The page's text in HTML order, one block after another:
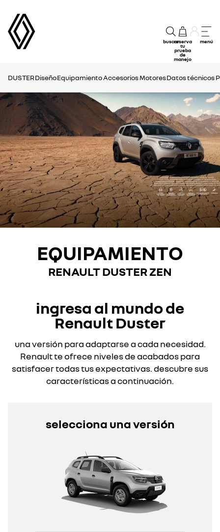
buscarreserva
tu
prueba
de
manejo
menú
DUSTERDiseñoEquipamientoAccesoriosMotoresDatos técnicos
EQUIPAMIENTO
RENAULT DUSTERZEN
ingresa al mundo de
Renault Duster
una versión para adaptarse a cada necesidad.
Renault te ofrece niveles de acabados para
satisfacer todas tus expectativas. descubre sus
características a continuación.
selecciona una versión